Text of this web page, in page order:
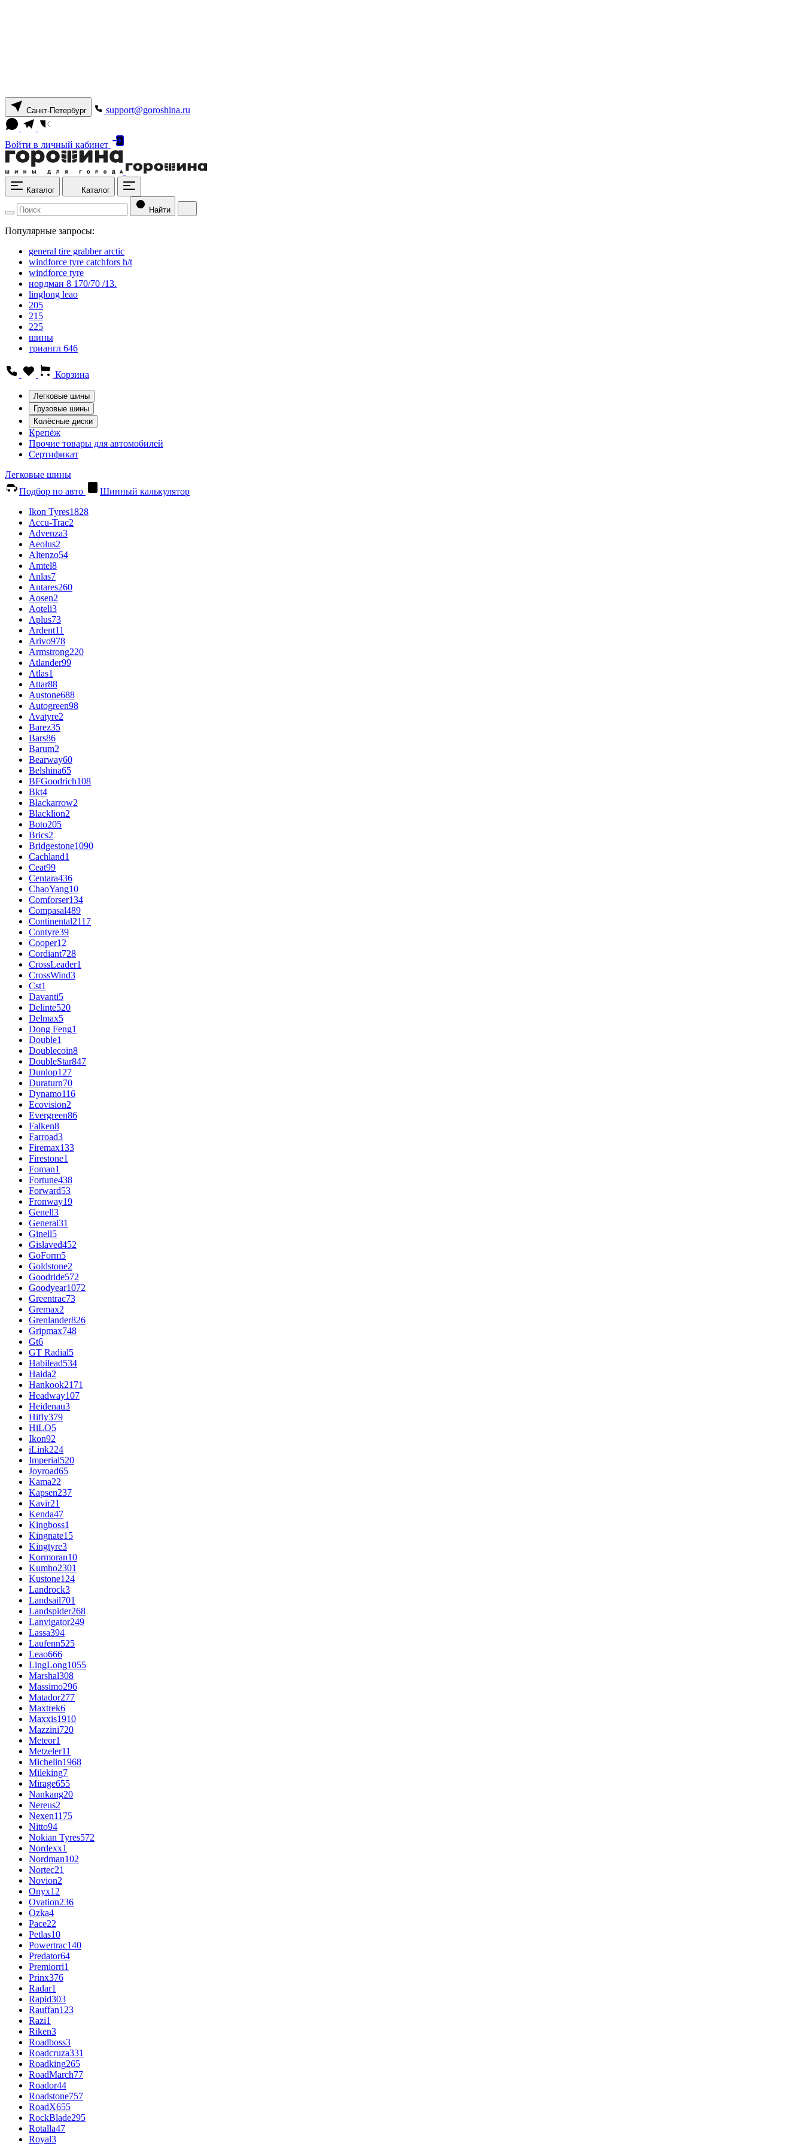
Санкт-Петербург support@goroshina.ru
Войти в личный кабинет
Каталог Каталог
Найти
Популярные запросы:
general tire grabber arctic
windforce tyre catchfors h/t
windforce tyre
нордман 8 170/70 /13.
linglong leao
205
215
225
шины
триангл 646
Корзина
Легковые шины
Грузовые шины
Колёсные диски
Крепёж
Прочие товары для автомобилей
Сертификат
Легковые шины
Подбор по авто
Шинный калькулятор
Ikon Tyres1828
Accu-Trac2
Advenza3
Aeolus2
Altenzo54
Amtel8
Anlas7
Antares260
Aosen2
Aoteli3
Aplus73
Ardent11
Arivo978
Armstrong220
Atlander99
Atlas1
Attar88
Austone688
Autogreen98
Avatyre2
Barez35
Bars86
Barum2
Bearway60
Belshina65
BFGoodrich108
Bkt4
Blackarrow2
Blacklion2
Boto205
Brics2
Bridgestone1090
Cachland1
Ceat99
Centara436
ChaoYang10
Comforser134
Compasal489
Continental2117
Contyre39
Cooper12
Cordiant728
CrossLeader1
CrossWind3
Cst1
Davanti5
Delinte520
Delmax5
Dong Feng1
Double1
Doublecoin8
DoubleStar847
Dunlop127
Duraturn70
Dynamo116
Ecovision2
Evergreen86
Falken8
Farroad3
Firemax133
Firestone1
Foman1
Fortune438
Forward53
Fronway19
Genell3
General31
Ginell5
Gislaved452
GoForm5
Goldstone2
Goodride572
Goodyear1072
Greentrac73
Gremax2
Grenlander826
Gripmax748
Gt6
GT Radial5
Habilead534
Haida2
Hankook2171
Headway107
Heidenau3
Hifly379
HiLO5
Ikon92
iLink224
Imperial520
Joyroad65
Kama22
Kapsen237
Kavir21
Kenda47
Kingboss1
Kingnate15
Kingtyre3
Kormoran10
Kumho2301
Kustone124
Landrock3
Landsail701
Landspider268
Lanvigator249
Lassa394
Laufenn525
Leao666
LingLong1055
Marshal308
Massimo296
Matador277
Maxtrek6
Maxxis1910
Mazzini720
Meteor1
Metzeler11
Michelin1968
Mileking7
Mirage655
Nankang20
Nereus2
Nexen1175
Nitto94
Nokian Tyres572
Nordexx1
Nordman102
Nortec21
Novion2
Onyx12
Ovation236
Ozka4
Pace22
Petlas10
Powertrac140
Predator64
Premiorri1
Prinx376
Radar1
Rapid303
Rauffan123
Razi1
Riken3
Roadboss3
Roadcruza331
Roadking265
RoadMarch77
Roador44
Roadstone757
RoadX655
RockBlade295
Rotalla47
Royal3